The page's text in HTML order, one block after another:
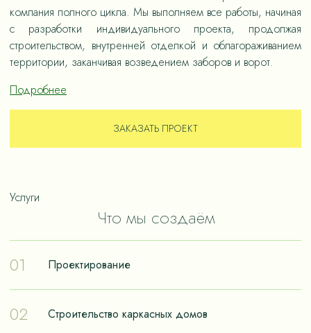
компания полного цикла. Мы выполняем все работы, начиная
с разработки индивидуального проекта, продолжая
строительством, внутренней отделкой и облагораживанием
территории, заканчивая возведением заборов и ворот.
Подробнее
ЗАКАЗАТЬ ПРОЕКТ
Услуги
Что мы создаём
01
Проектирование
реализации мечты о собственном доме. Чтобы дом
02 Строительство каркасных домов